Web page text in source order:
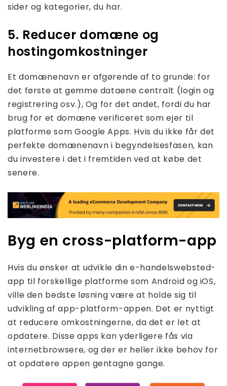
sider og kategorier, du har.
5. Reducer domæne og
hostingomkostninger
Et domænenavn er afgørende af to grunde: for
det første at gemme dataene centralt (login og
registrering osv.), Og for det andet, fordi du har
brug for et domæne verificeret som ejer til
platforme som Google Apps. Hvis du ikke får det
perfekte domænenavn i begyndelsesfasen, kan
du investere i det i fremtiden ved at købe det
senere.
Byg en cross-platform-app
Hvis du ønsker at udvikle din e-handelswebsted-
app til forskellige platforme som Android og iOS,
ville den bedste løsning være at holde sig til
udvikling af app-platform-appen. Det er nyttigt
at reducere omkostningerne, da det er let at
opdatere. Disse apps kan yderligere fås via
internetbrowsere, og der er heller ikke behov for
at opdatere appen gentagne gange.